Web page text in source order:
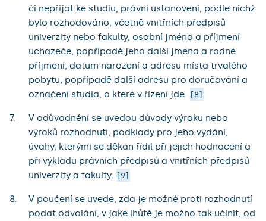
či nepřijat ke studiu, právní ustanovení, podle nichž
bylo rozhodováno, včetně vnitřních předpisů
univerzity nebo fakulty, osobní jméno a příjmení
uchazeče, popřípadě jeho další jména a rodné
příjmení, datum narození a adresu místa trvalého
pobytu, popřípadě další adresu pro doručování a
označení studia, o které v řízení jde.
8
V odůvodnění se uvedou důvody výroku nebo
výroků rozhodnutí, podklady pro jeho vydání,
úvahy, kterými se děkan řídil při jejich hodnocení a
při výkladu právních předpisů a vnitřních předpisů
univerzity a fakulty.
9
V poučení se uvede, zda je možné proti rozhodnutí
podat odvolání, v jaké lhůtě je možno tak učinit, od